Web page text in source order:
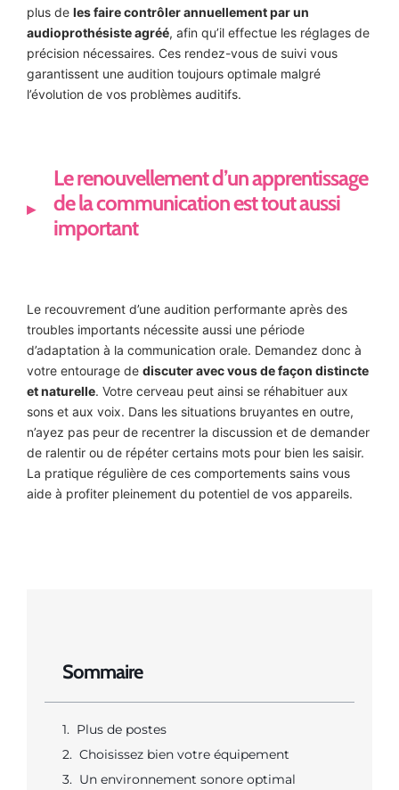
Sommaire
Plus de postes
Choisissez bien votre équipement
Un environnement sonore optimal
plus de les faire contrôler annuellement par un
audioprothésiste agréé, afin qu’il effectue les réglages de
précision nécessaires. Ces rendez-vous de suivi vous
garantissent une audition toujours optimale malgré
l’évolution de vos problèmes auditifs.
Le renouvellement d’un apprentissage
de la communication est tout aussi
important
Le recouvrement d’une audition performante après des
troubles importants nécessite aussi une période
d’adaptation à la communication orale. Demandez donc à
votre entourage de discuter avec vous de façon distincte
et naturelle. Votre cerveau peut ainsi se réhabituer aux
sons et aux voix. Dans les situations bruyantes en outre,
n’ayez pas peur de recentrer la discussion et de demander
de ralentir ou de répéter certains mots pour bien les saisir.
La pratique régulière de ces comportements sains vous
aide à profiter pleinement du potentiel de vos appareils.